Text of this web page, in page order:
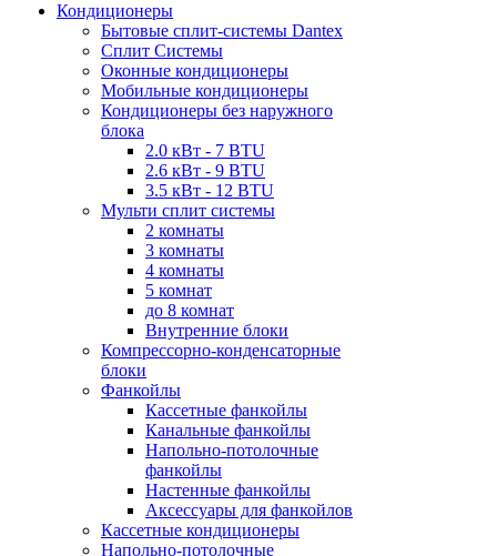
Кондиционеры
Бытовые сплит-системы Dantex
Сплит Системы
Оконные кондиционеры
Мобильные кондиционеры
Кондиционеры без наружного
блока
2.0 кВт - 7 BTU
2.6 кВт - 9 BTU
3.5 кВт - 12 BTU
Мульти сплит системы
2 комнаты
3 комнаты
4 комнаты
5 комнат
до 8 комнат
Внутренние блоки
Компрессорно-конденсаторные
блоки
Фанкойлы
Кассетные фанкойлы
Канальные фанкойлы
Напольно-потолочные
фанкойлы
Настенные фанкойлы
Аксессуары для фанкойлов
Кассетные кондиционеры
Напольно-потолочные